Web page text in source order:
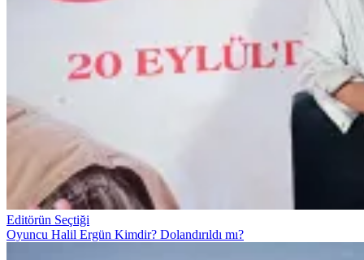
Editörün Seçtiği
Oyuncu Halil Ergün Kimdir? Dolandırıldı mı?